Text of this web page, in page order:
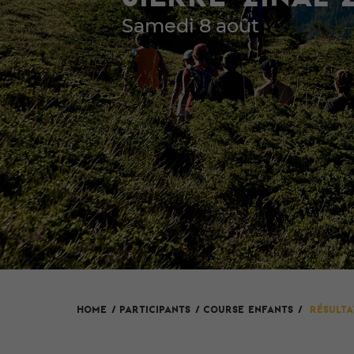
Samedi 8 août
HOME / Participants / Course enfants /